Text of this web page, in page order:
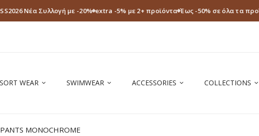
SS2026 Νέα Συλλογή με -20% extra -5% με 2+ προϊόντα Έως -50% σε όλα τα
WEAR SWIMWEAR ACCESSORIES COLLECTIONS
MONOCHROME